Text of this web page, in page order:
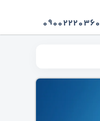
09002220360